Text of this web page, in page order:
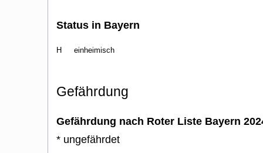
Status in Bayern
H einheimisch
Gefährdung
Gefährdung nach Roter Liste Bayern
* ungefährdet